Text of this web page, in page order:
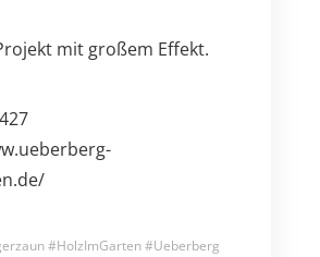
mit großem Effekt.
#HolzImGarten #Ueberberg